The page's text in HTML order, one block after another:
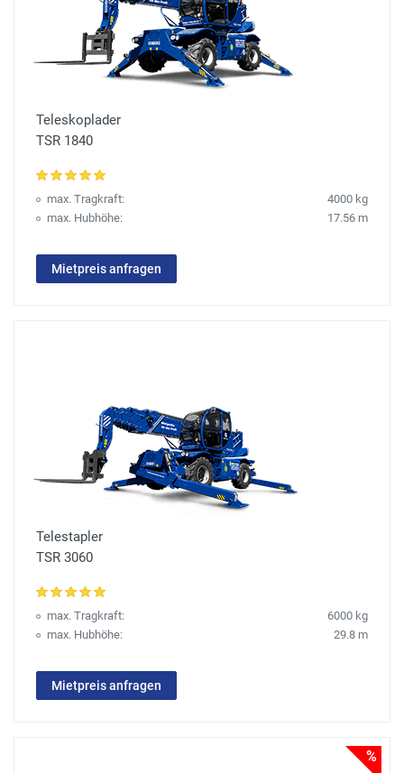
Teleskoplader
TSR 1840
max. Tragkraft:
4000 kg
max. Hubhöhe:
17.56 m
Mietpreis anfragen
Telestapler
TSR 3060
max. Tragkraft:
6000 kg
max. Hubhöhe:
29.8 m
Mietpreis anfragen
%